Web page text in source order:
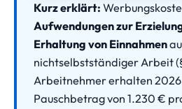
Kurz erklärt:
Aufwendungen zur
Erhaltung von Einnahmen
nichtselbstständiger Arbeit
Arbeitnehmer erhalten
Pauschbetrag von 1.230 €